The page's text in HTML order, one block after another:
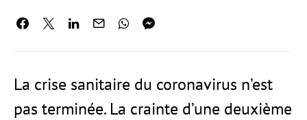
La crise sanitaire du coronavirus n’est
pas terminée. La crainte d’une deuxième